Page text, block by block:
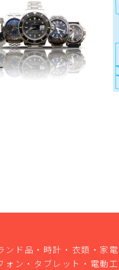
ンド品・時計・衣類・家電
ン・タブレット・電動工